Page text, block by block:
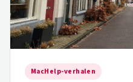
MacHelp-verhalen